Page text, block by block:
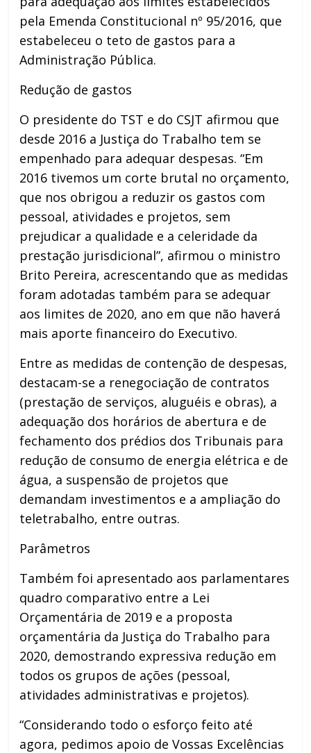
pela Emenda Constitucional nº 95/2016, que
estabeleceu o teto de gastos para a
Administração Pública.
Redução de gastos
O presidente do TST e do CSJT afirmou que
desde 2016 a Justiça do Trabalho tem se
empenhado para adequar despesas. “Em
2016 tivemos um corte brutal no orçamento,
que nos obrigou a reduzir os gastos com
pessoal, atividades e projetos, sem
prejudicar a qualidade e a celeridade da
prestação jurisdicional”, afirmou o ministro
Brito Pereira, acrescentando que as medidas
foram adotadas também para se adequar
aos limites de 2020, ano em que não haverá
mais aporte financeiro do Executivo.
Entre as medidas de contenção de despesas,
destacam-se a renegociação de contratos
(prestação de serviços, aluguéis e obras), a
adequação dos horários de abertura e de
fechamento dos prédios dos Tribunais para
redução de consumo de energia elétrica e de
água, a suspensão de projetos que
demandam investimentos e a ampliação do
teletrabalho, entre outras.
Parâmetros
Também foi apresentado aos parlamentares
quadro comparativo entre a Lei
Orçamentária de 2019 e a proposta
orçamentária da Justiça do Trabalho para
2020, demostrando expressiva redução em
todos os grupos de ações (pessoal,
atividades administrativas e projetos).
“Considerando todo o esforço feito até
agora, pedimos apoio de Vossas Excelências